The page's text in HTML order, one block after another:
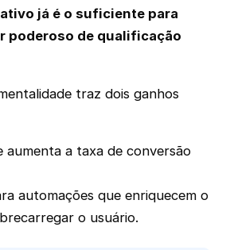
já é o suficiente para
poderoso de qualificação
traz dois ganhos
aumenta a taxa de conversão
automações que enriquecem o
o usuário.